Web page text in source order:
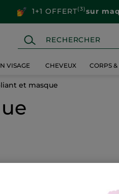
1+1 OFFERT(3)sur
VISAGE CHEVEUX CORPS
et masque